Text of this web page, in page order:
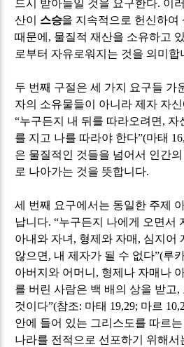
드시 받아들일 것을 요구한다. 이
산이 스승을 지속적으로 헌신하여
때문에 , 물질적 재산을 소유하고
로부터 자유로워지는 것을 의미합
두 번째 구절은 세 가지 요구들 가
자의 소유물들이 아니라 제자 자
“누구든지 내 뒤를 따라오려면 , 자
를 지고 나를 따라야 한다”(마태
은 물질적인 것들을 넘어서 인간의
로 나아가는 것을 뜻합니다.
세 번째 요구에서는 동일한 주제
납니다. “누구든지 나에게 오면서
아내와 자녀 , 형제와 자매 , 심지어
않으면 , 내 제자가 될 수 없다”(루
아버지와 어머니 , 형제나 자매나
를 버린 사람은 백 배의 상을 받고,
것이다”(참조: 마태 19,29; 마르
안에 들어 있는 그리스도를 따르
나라를 전적으로 선포하기 위해